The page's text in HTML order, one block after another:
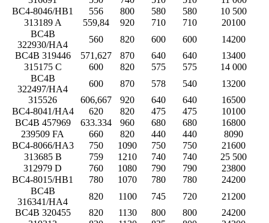
BC4-8046/HB1
556 800 580 580
10 500
313189 A
559,84 920 710 710
20100
BC4B
322930/HA4
560 820 600 600
14200
BC4B 319446
571,627 870 640 640
13400
315175 C
600 820 575 575
14 000
BC4B
322497/HA4
600 870 578 540
13200
315526
606,667 920 640 640
16500
BC4-8041/HA4
620 820 475 475
10100
BC4B 457969
633.334 960 680 680
16800
239509 FA
660 820 440 440
8090
BC4-8066/HA3
750 1090 750 750
21600
313685 B
759 1210 740 740
25 500
312979 D
760 1080 790 790
23800
BC4-8015/HB1
780 1070 780 780
24200
BC4B
316341/HA4
820 1100 745 720
21200
BC4B 320455
820 1130 800 800
24200